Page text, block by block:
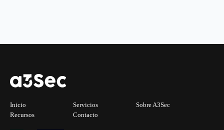
Inicio Servicios
Sobre A3Sec
Recursos
Contacto